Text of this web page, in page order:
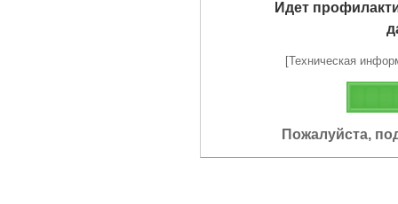
Идет
[Техническая
Пожалуйста,